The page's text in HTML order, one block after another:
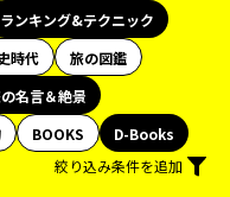
ランキング&テクニック
時代
旅の図鑑
名言＆絶景
BOOKS
D-Books
絞り込み条件を追加